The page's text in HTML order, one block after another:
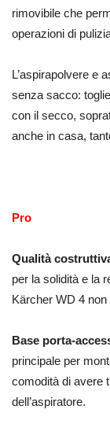
rimovibile che
operazioni di
L’aspirapolvere e
senza sacco:
con il secco,
anche in casa,
Pro
Qualità
per la solidità e la
Kärcher WD 4
Base porta-
principale per
comodità di avere
dell’aspiratore.